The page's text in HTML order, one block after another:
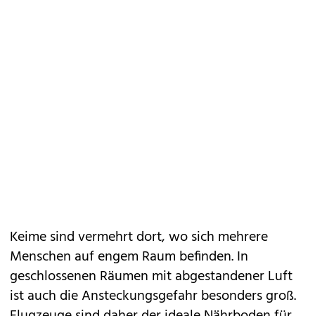
Keime sind vermehrt dort, wo sich mehrere
Menschen auf engem Raum befinden. In
geschlossenen Räumen mit abgestandener Luft
ist auch die Ansteckungsgefahr besonders groß.